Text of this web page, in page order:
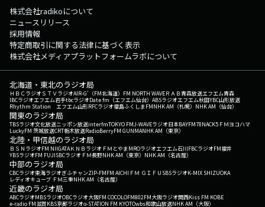
株式会社radikoについて
ニュースリリース
採用情報
特定商取引に関する法律に基づく表示
株式会社メディアプラットフォームラボについて
北海道・東北のラジオ局
ＨＢＣラジオＳＴＶラジオAIR-G'（FM北海道） FM NORTH WAVEＲＡＢ青森放送エフエム青森
IBCラジオエフエム岩手tbcラジオDate fm（エフエム仙台） ABSラジオエフエム秋田YBC山形放送
Rhythm Station エフエム山形RFCラジオ福島ふくしまFMNHK AM（札幌） NHK AM（仙台）
関東のラジオ局
TBSラジオ文化放送ニッポン放送interfmTOKYO FMJ-WAVEラジオ日本BAYFM78NACK5 ＦＭヨコハマ
LuckyFM 茨城放送CRT栃木放送RadioBerryFM GUNMANHK AM（東京）
北陸・甲信越のラジオ局
ＢＳＮラジオFM NIIGATAＫＮＢラジオ ＦＭとやまMROラジオエフエム石川FBCラジオFM福井
YBSラジオFM FUJISBCラジオ ＦＭ長野NHK AM（東京） NHK AM（名古屋）
中部のラジオ局
CBCラジオ東海ラジオぎふチャンZIP-FMFM AICHI ＦＭ ＧＩＦＵ SBSラジオK-MIX SHIZUOKA
レディオキューブ ＦＭ三重NHK AM（名古屋）
近畿のラジオ局
ABCラジオMBSラジオOBCラジオ大阪FM COCOLOFM802FM大阪ラジオ関西Kiss FM KOBE
e-radio FM滋賀KBS京都ラジオα-STATION FM KYOTOwbs和歌山放送NHK AM（大阪）